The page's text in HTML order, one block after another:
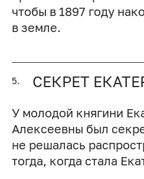
чтобы в 1897 году
в земле.
5. СЕКРЕТ
У молодой княгини
Алексеевны был
не решалась
тогда, когда стала